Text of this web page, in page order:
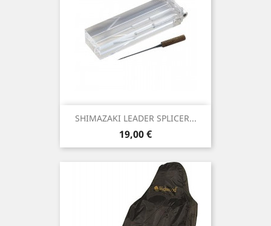
SHIMAZAKI LEADER SPLICER...
Precio
19,00 €